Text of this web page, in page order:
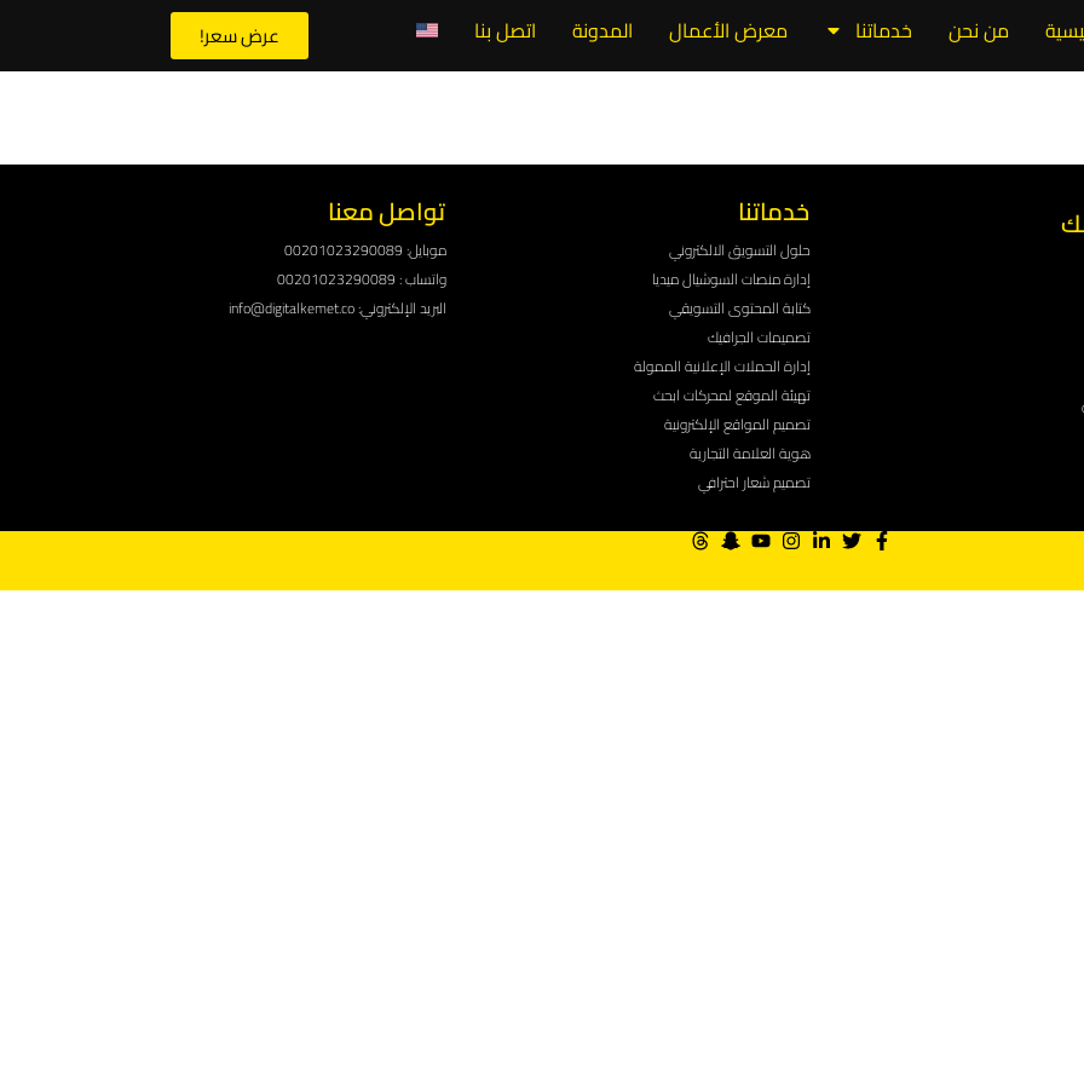
عرض سعر! من نحن خدماتنا معرض الأعمال المدونة اتصل بنا
خدماتنا
حلول التسويق الالكتروني
إدارة منصات السوشيال ميديا
كتابة المحتوى التسويقي
تصميمات الجرافيك
إدارة الحملات الإعلانية الممولة
تهيئة الموقع لمحركات ابحث
تصميم المواقع الإلكترونية
هوية العلامة التجارية
تصميم شعار احترافي
تواصل معنا
موبايل: 00201023290089
واتساب : 00201023290089
البريد الإلكتروني: info@digitalkemet.co